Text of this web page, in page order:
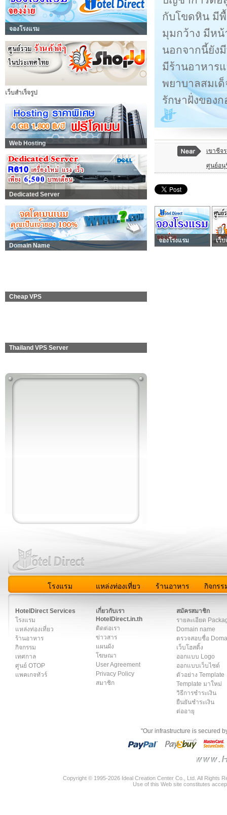
จองโรงแรม
เว็บสำเร็จรูป
Web Hosting
Dedicated Server
Domain Name
Cheap VPS
Thailand VPS Server
กับโขดหิน มีพื้
มุมกว้าง มีหน้
นอกจากนี้ยัง
มีร้านอาหาร
พยาบาลสมเ
รักษาฝั่งของก
เขาชีจ
ศูนย์อนุ
จองโรงแรม เว็บ
โรงแรม แหล่งท่องเที่ยว ร้านอาหาร กิจกรร
HotelDirect Services
โรงแรม
แหล่งท่องเที่ยว
ร้านอาหาร
กิจกรรม
เทศกาล
ศูนย์ OTOP
แพคเกจทัวร์
เกี่ยวกับเรา
HotelDirect.in.th
ติดต่อเรา
ข่าวสาร
แผนผัง
โฆษณา
User Agreement
Privacy Policy
สมาชิก
สมัครสมาชิก
รายละเอียด
Domain name
ตรวจสอบชื่อ
เว็บโฮสติ้ง
ออกแบบ Logo
ออกแบบเว็บไซต์
ตัวอย่าง Template
Template มาใหม่
วิธีการชำระเงิน
ยืนยันชำระเงิน
ต่ออายุ
"Our infrastructure is secured
Copyright © 1995-2026 Ideal Creation Center Co., Ltd. All Rights
Use of this Web site constitutes